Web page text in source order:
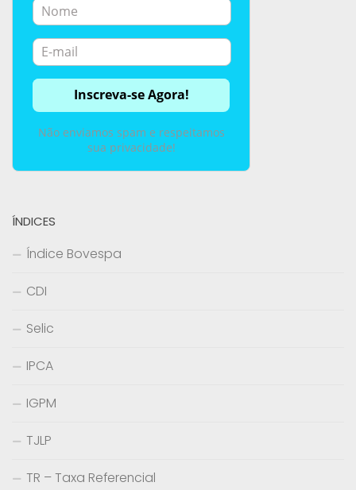
Não enviamos spam e respeitamos
sua privacidade!
ÍNDICES
Índice Bovespa
CDI
Selic
IPCA
IGPM
TJLP
TR – Taxa Referencial